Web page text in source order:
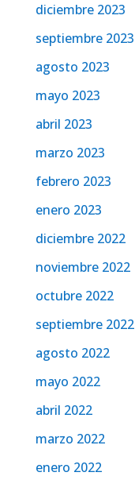
diciembre 2023
septiembre 2023
agosto 2023
mayo 2023
abril 2023
marzo 2023
febrero 2023
enero 2023
diciembre 2022
noviembre 2022
octubre 2022
septiembre 2022
agosto 2022
mayo 2022
abril 2022
marzo 2022
enero 2022